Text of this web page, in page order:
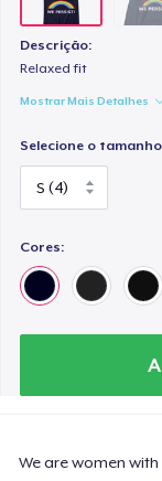
Descrição:
Relaxed fit
Mostrar Mais Detalhes
Selecione o
Cores:
We are women